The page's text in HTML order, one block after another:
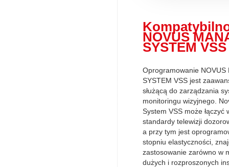
NOVUS
SYSTEM VSS
Oprogramowanie NOVUS
SYSTEM VSS jest
służącą do zarządzania
monitoringu wizyjnego.
System VSS może łączyć
standardy telewizji
a przy tym jest
stopniu elastyczności,
zastosowanie zarówno w
dużych i rozproszonych